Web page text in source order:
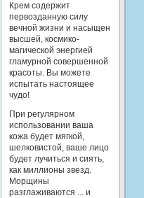
Крем содержит
первозданную силу
вечной жизни и насыщен
высшей, космико-
магической энергией
гламурной совершенной
красоты. Вы можете
испытать настоящее
чудо!
При регулярном
использовании ваша
кожа будет мягкой,
шелковистой, ваше лицо
будет лучиться и сиять,
как миллионы звезд.
Морщины
разглаживаются ... и